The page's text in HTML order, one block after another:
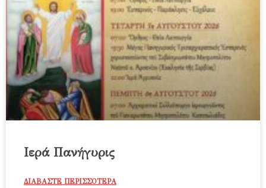
Ιερά Πανήγυρις
ΔΙΑΒΑΣΤΕ ΠΕΡΙΣΣΟΤΕΡΑ